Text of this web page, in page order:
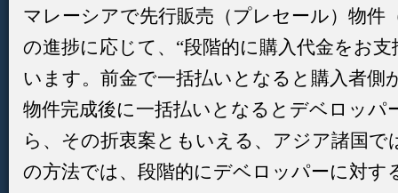
マレーシアで先行販売（プレセール）物
の進捗に応じて、“段階的に購入代金をお
います。前金で一括払いとなると購入者
物件完成後に一括払いとなるとデベロッパ
ら、その折衷案ともいえる、アジア諸国で
の方法では、段階的にデベロッパーに対